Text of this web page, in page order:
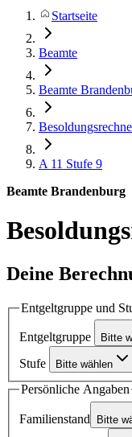
Startseite
Beamte
Beamte
A 11 Stufe 9
Beamte Brandenburg
Deine
Entgeltgruppe und
Entgeltgruppe Bitte
Stufe Bitte wählen
Persönliche Angaben
Familienstand Bitte